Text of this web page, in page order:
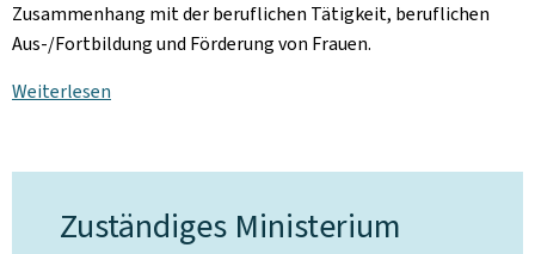
Zusammenhang mit der beruflichen Tätigkeit, beruflichen
Aus-/Fortbildung und Förderung von Frauen.
Weiterlesen
Zuständiges Ministerium